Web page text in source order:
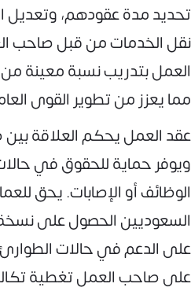
تحديد مدة عقودهم، وتعديل
نقل الخدمات من قبل صاحب
العمل بتدريب نسبة معينة من
مما يعزز من تطوير القوى
عقد العمل يحكم العلاقة
ويوفر حماية للحقوق في
الوظائف أو الإصابات. يحق
السعوديين الحصول على
على الدعم في حالات
على صاحب العمل تغطية